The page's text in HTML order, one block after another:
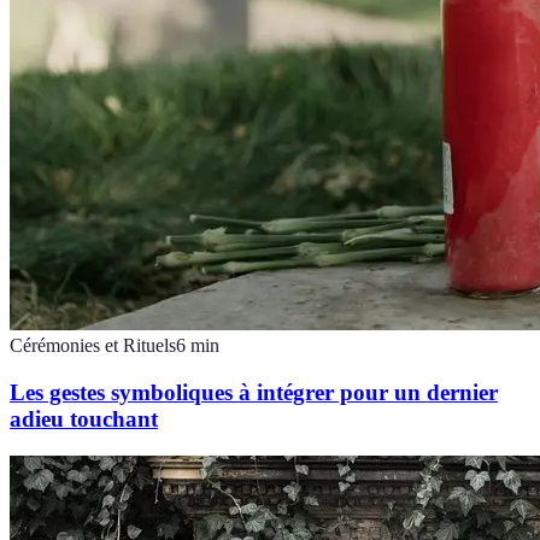
Cérémonies et Rituels6 min
Les gestes symboliques à intégrer pour un dernier
adieu touchant